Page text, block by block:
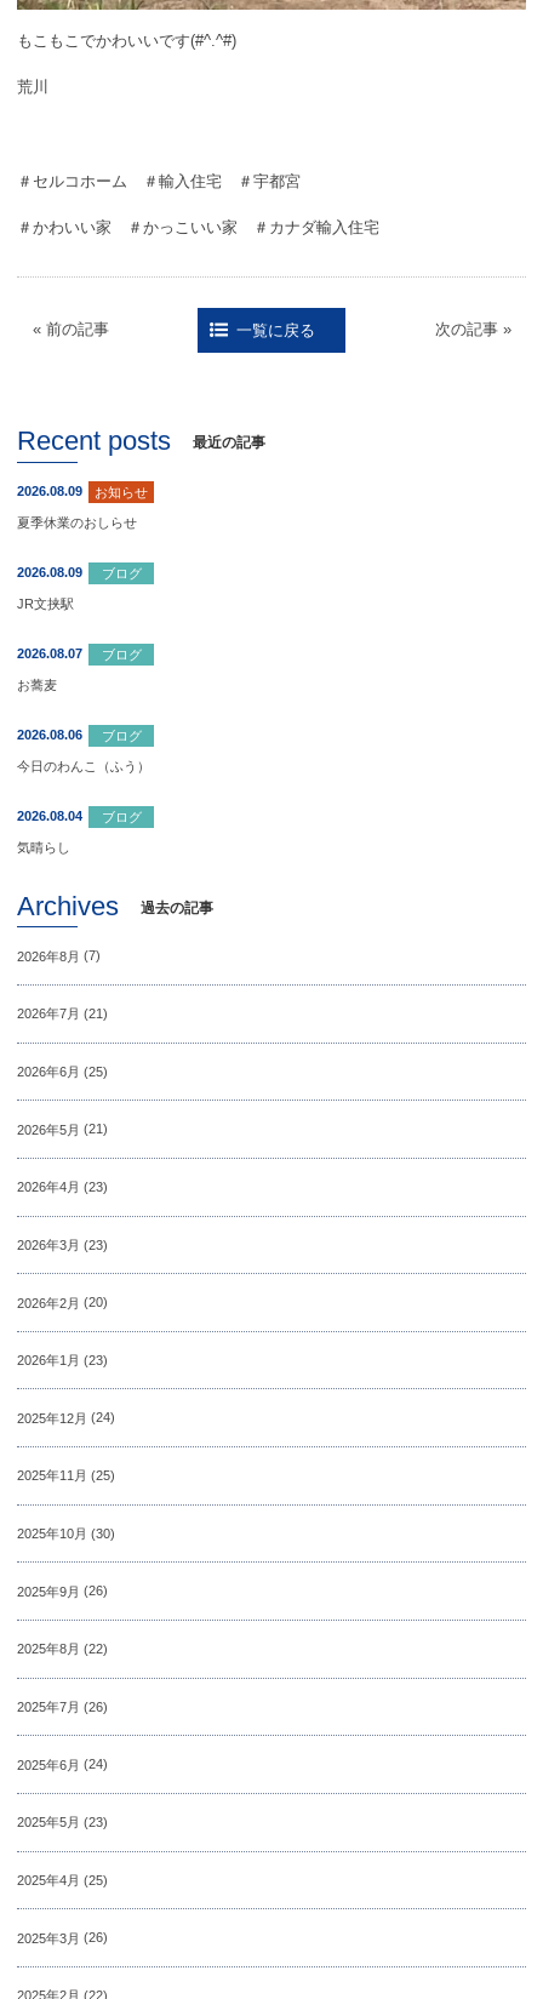
もこもこでかわいいです(#^.^#)
荒川
＃セルコホーム ＃輸入住宅 ＃宇都宮
＃かわいい家 ＃かっこいい家 ＃カナダ輸入住宅
« 前の記事 一覧に戻る 次の記事 »
Recent posts 最近の記事
2026.08.09 お知らせ
夏季休業のおしらせ
2026.08.09 ブログ
JR文挟駅
2026.08.07 ブログ
お蕎麦
2026.08.06 ブログ
今日のわんこ（ふう）
2026.08.04 ブログ
気晴らし
Archives 過去の記事
2026年8月 (7)
2026年7月 (21)
2026年6月 (25)
2026年5月 (21)
2026年4月 (23)
2026年3月 (23)
2026年2月 (20)
2026年1月 (23)
2025年12月 (24)
2025年11月 (25)
2025年10月 (30)
2025年9月 (26)
2025年8月 (22)
2025年7月 (26)
2025年6月 (24)
2025年5月 (23)
2025年4月 (25)
2025年3月 (26)
2025年2月 (22)